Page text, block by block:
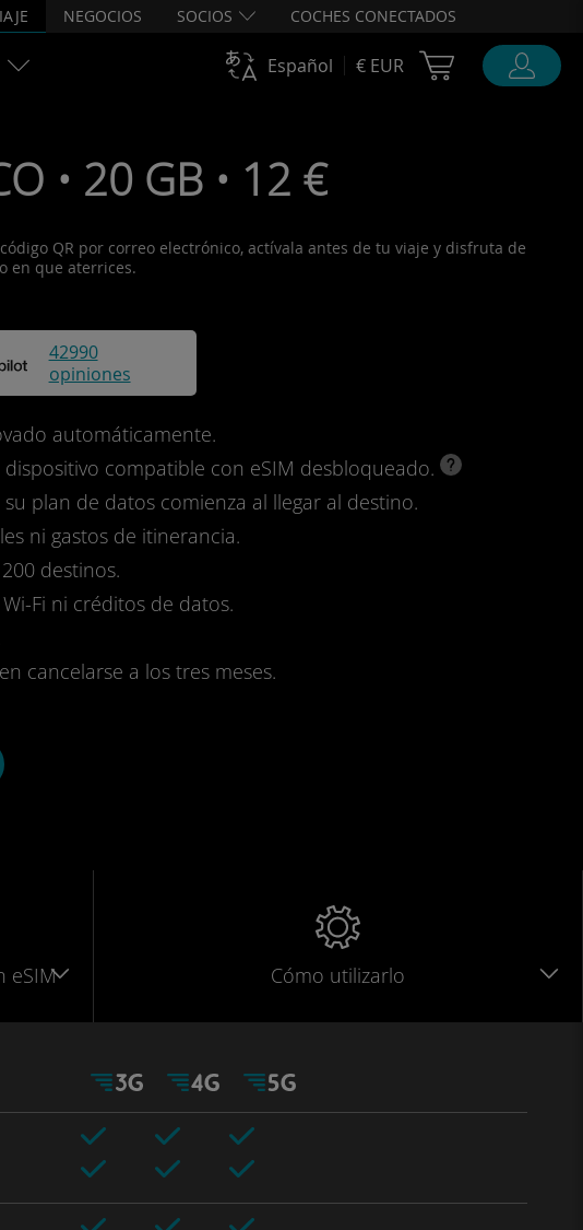
NEGOCIOS SOCIOS COCHES CONECTADOS
Español € EUR Cart Ubigi
• 20 GB • 12 €
QR por correo electrónico, actívala antes de tu viaje y disfruta de
en que aterrices.
42990
opiniones
automáticamente.
compatible con eSIM desbloqueado.
plan de datos comienza al llegar al destino.
ni gastos de itinerancia.
destinos.
Fi ni créditos de datos.
cancelarse a los tres meses.
eSIM Cómo utilizarlo